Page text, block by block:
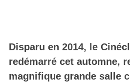
Disparu en 2014, le
redémarré cet automne,
magnifique grande salle